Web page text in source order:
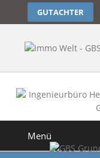
GUTACHTER
Menü